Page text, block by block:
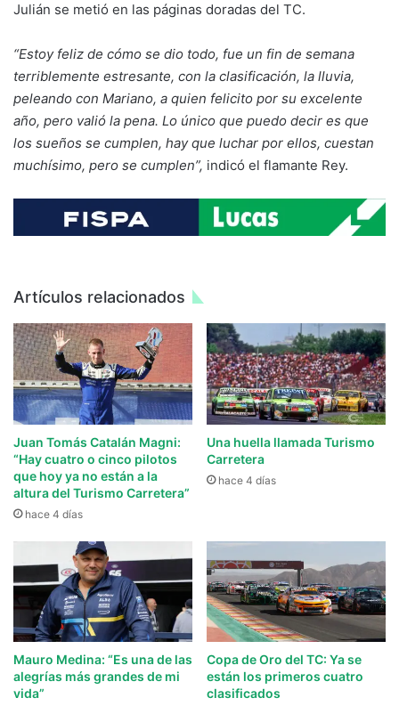
Julián se metió en las páginas doradas del TC.
“Estoy feliz de cómo se dio todo, fue un fin de semana
terriblemente estresante, con la clasificación, la lluvia,
peleando con Mariano, a quien felicito por su excelente
año, pero valió la pena. Lo único que puedo decir es que
los sueños se cumplen, hay que luchar por ellos, cuestan
muchísimo, pero se cumplen”, indicó el flamante Rey.
Artículos relacionados
Juan Tomás Catalán Magni:
“Hay cuatro o cinco pilotos
que hoy ya no están a la
altura del Turismo Carretera”
hace 4 días
Una huella llamada Turismo
Carretera
hace 4 días
Mauro Medina: “Es una de las
alegrías más grandes de mi
vida”
Copa de Oro del TC: Ya se
están los primeros cuatro
clasificados